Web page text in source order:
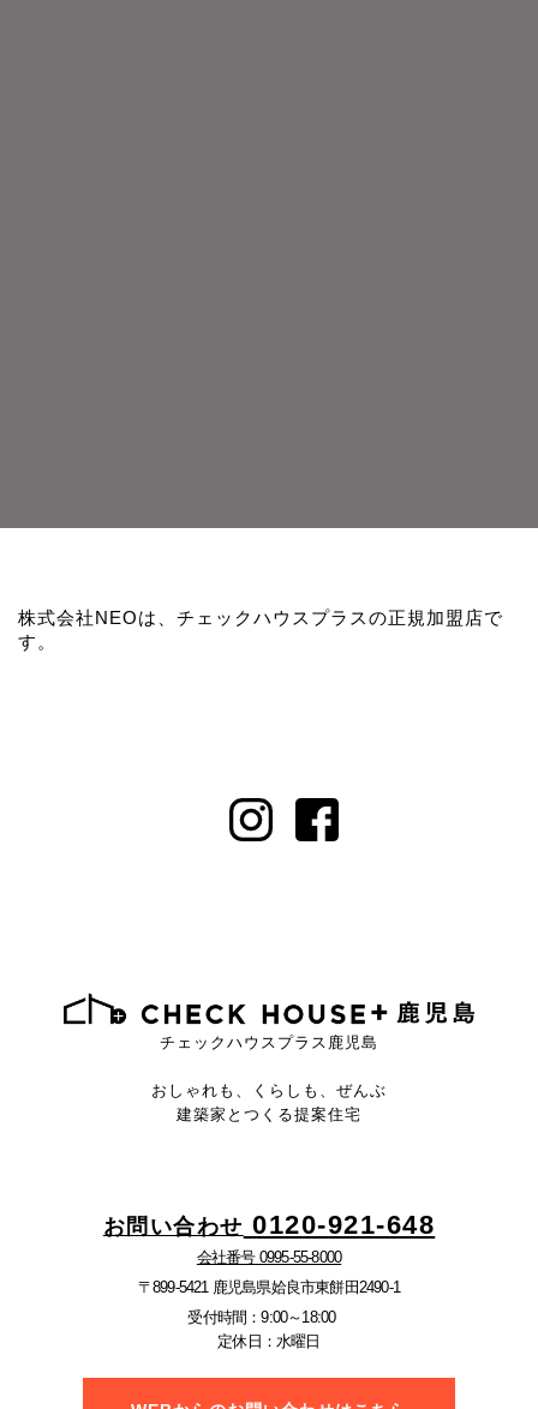
株式会社NEOは、チェックハウスプラスの正規加盟店で
す。
チェックハウスプラス鹿児島
おしゃれも、くらしも、ぜんぶ
建築家とつくる提案住宅
お問い合わせ 0120-921-648
会社番号 0995-55-8000
〒899-5421 鹿児島県姶良市東餅田2490-1
受付時間：9:00～18:00
定休日：水曜日